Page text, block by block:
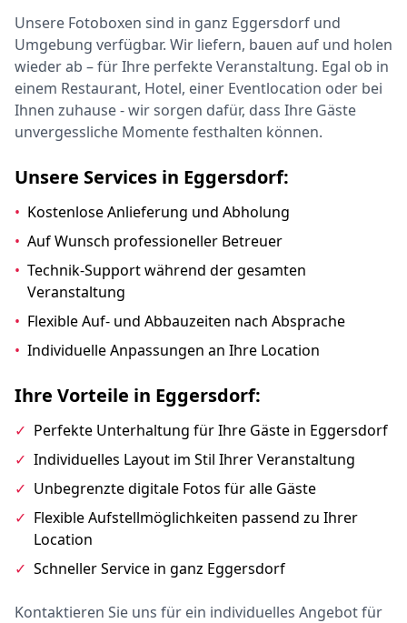
Unsere Fotoboxen sind in ganz Eggersdorf und
Umgebung verfügbar. Wir liefern, bauen auf und holen
wieder ab – für Ihre perfekte Veranstaltung. Egal ob in
einem Restaurant, Hotel, einer Eventlocation oder bei
Ihnen zuhause - wir sorgen dafür, dass Ihre Gäste
unvergessliche Momente festhalten können.
Unsere Services in Eggersdorf:
• Kostenlose Anlieferung und Abholung
• Auf Wunsch professioneller Betreuer
• Technik-Support während der gesamten
Veranstaltung
• Flexible Auf- und Abbauzeiten nach Absprache
• Individuelle Anpassungen an Ihre Location
Ihre Vorteile in Eggersdorf:
✓ Perfekte Unterhaltung für Ihre Gäste in Eggersdorf
✓ Individuelles Layout im Stil Ihrer Veranstaltung
✓ Unbegrenzte digitale Fotos für alle Gäste
✓ Flexible Aufstellmöglichkeiten passend zu Ihrer
Location
✓ Schneller Service in ganz Eggersdorf
Kontaktieren Sie uns für ein individuelles Angebot für